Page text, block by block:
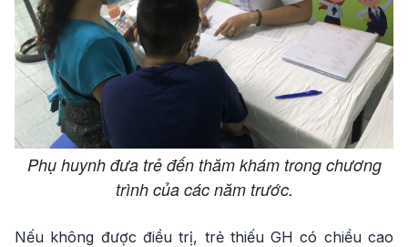
Phụ huynh đưa trẻ đến thăm khám trong chương
trình của các năm trước.
Nếu không được điều trị, trẻ thiếu GH có chiều cao